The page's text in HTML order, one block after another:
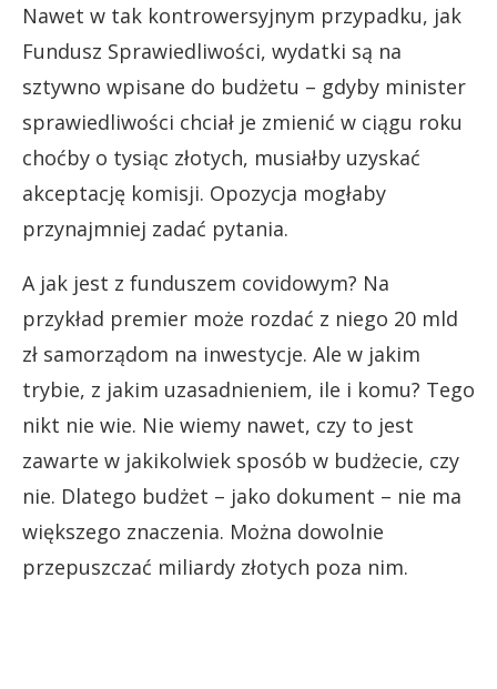
Nawet w tak kontrowersyjnym przypadku, jak
Fundusz Sprawiedliwości, wydatki są na
sztywno wpisane do budżetu – gdyby minister
sprawiedliwości chciał je zmienić w ciągu roku
choćby o tysiąc złotych, musiałby uzyskać
akceptację komisji. Opozycja mogłaby
przynajmniej zadać pytania.
A jak jest z funduszem covidowym? Na
przykład premier może rozdać z niego 20 mld
zł samorządom na inwestycje. Ale w jakim
trybie, z jakim uzasadnieniem, ile i komu? Tego
nikt nie wie. Nie wiemy nawet, czy to jest
zawarte w jakikolwiek sposób w budżecie, czy
nie. Dlatego budżet – jako dokument – nie ma
większego znaczenia. Można dowolnie
przepuszczać miliardy złotych poza nim.